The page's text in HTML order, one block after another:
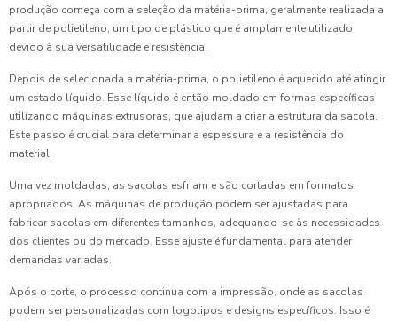
produção começa com a seleção da matéria-prima, geralmente realizada a
partir de polietileno, um tipo de plástico que é amplamente utilizado
devido à sua versatilidade e resistência.
Depois de selecionada a matéria-prima, o polietileno é aquecido até atingir
um estado líquido. Esse líquido é então moldado em formas específicas
utilizando máquinas extrusoras, que ajudam a criar a estrutura da sacola.
Este passo é crucial para determinar a espessura e a resistência do
material.
Uma vez moldadas, as sacolas esfriam e são cortadas em formatos
apropriados. As máquinas de produção podem ser ajustadas para
fabricar sacolas em diferentes tamanhos, adequando-se às necessidades
dos clientes ou do mercado. Esse ajuste é fundamental para atender
demandas variadas.
Após o corte, o processo continua com a impressão, onde as sacolas
podem ser personalizadas com logotipos e designs específicos. Isso é